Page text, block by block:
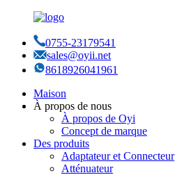
0755-23179541
sales@oyii.net
8618926041961
Maison
À propos de nous
À propos de Oyi
Concept de marque
Des produits
Adaptateur et Connecteur
Atténuateur